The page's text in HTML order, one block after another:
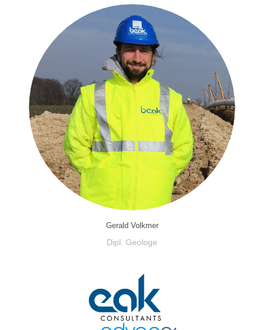
Gerald Volkmer
Dipl. Geologe